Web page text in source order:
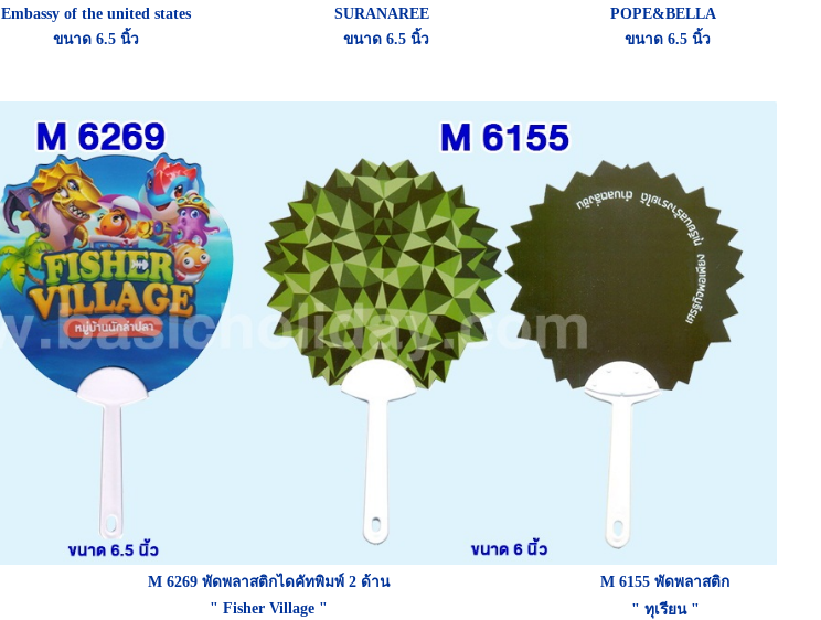
Embassy of the united states SURANAREE
POPE&BELLA
ขนาด 6.5 นิ้ว ขนาด 6.5 นิ้ว ขนาด 6.5 นิ้ว
M 6269 พัดพลาสติกไดคัทพิมพ์ 2 ด้าน
M 6155 พัดพลาสติก
" Fisher Village "
" ทุเรียน "